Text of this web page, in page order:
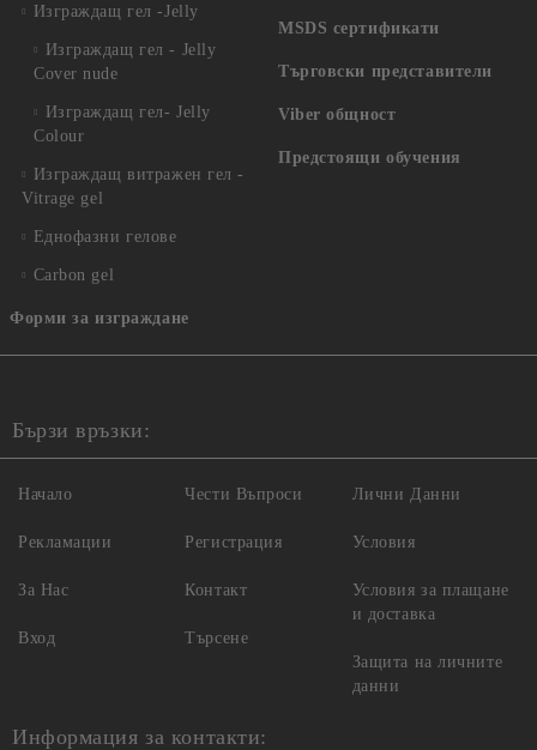
Изграждащ гел -Jelly
Изграждащ гел - Jelly
Cover nude
Изграждащ гел- Jelly
Colour
Изграждащ витражен гел -
Vitrage gel
Еднофазни гелове
Carbon gel
Форми за изграждане
MSDS сертификати
Търговски представители
Viber общност
Предстоящи обучения
Бързи връзки:
Начало
Рекламации
За Нас
Вход
Чести Въпроси
Регистрация
Контакт
Търсене
Лични Данни
Условия
Условия за плащане
и доставка
Защита на личните
данни
Информация за контакти: